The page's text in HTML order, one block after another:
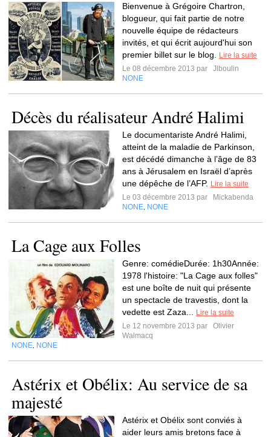
Bienvenue à Grégoire Chartron,
blogueur, qui fait partie de notre
nouvelle équipe de rédacteurs
invités, et qui écrit aujourd'hui son
premier billet sur le blog.
Lire la suite
Le 08 décembre 2013 par
Jlboulin
NONE
Décès du réalisateur André Halimi
Le documentariste André Halimi,
atteint de la maladie de Parkinson,
est décédé dimanche à l’âge de 83
ans à Jérusalem en Israël d’après
une dépêche de l’AFP. Lire la suite
Le 03 décembre 2013 par
Mickabenda
NONE NONE
La Cage aux Folles
Genre: comédieDurée: 1h30Année:
1978 l'histoire: "La Cage aux folles"
est une boîte de nuit qui présente
un spectacle de travestis, dont la
vedette est Zaza...
Lire la suite
Le 12 novembre 2013 par
Olivier
Walmacq
NONE NONE
Astérix et Obélix: Au service de sa
majesté
Astérix et Obélix sont conviés à
aider leurs amis bretons face à